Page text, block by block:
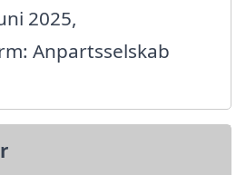
2025,
Anpartsselskab